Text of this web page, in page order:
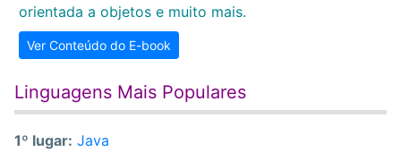
orientada a objetos e muito mais.
Ver Conteúdo do E-book
Linguagens Mais Populares
1º lugar: Java